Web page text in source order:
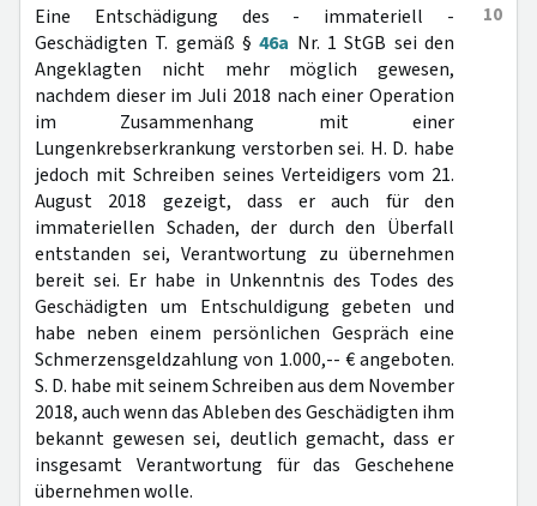
10
Eine Entschädigung des - immateriell -
Geschädigten T. gemäß §46a Nr. 1 StGB sei den
Angeklagten nicht mehr möglich gewesen,
nachdem dieser im Juli 2018 nach einer Operation
im Zusammenhang mit einer
Lungenkrebserkrankung verstorben sei. H. D. habe
jedoch mit Schreiben seines Verteidigers vom 21.
August 2018 gezeigt, dass er auch für den
immateriellen Schaden, der durch den Überfall
entstanden sei, Verantwortung zu übernehmen
bereit sei. Er habe in Unkenntnis des Todes des
Geschädigten um Entschuldigung gebeten und
habe neben einem persönlichen Gespräch eine
Schmerzensgeldzahlung von 1.000,-- € angeboten.
S. D. habe mit seinem Schreiben aus dem November
2018, auch wenn das Ableben des Geschädigten ihm
bekannt gewesen sei, deutlich gemacht, dass er
insgesamt Verantwortung für das Geschehene
übernehmen wolle.